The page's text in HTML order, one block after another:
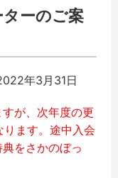
ーのご案
年3月31日
が、次年度の更
ます。途中入会
をさかのぼっ